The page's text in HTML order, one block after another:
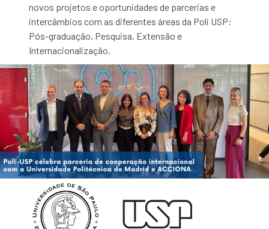
novos projetos e oportunidades de parcerias e
intercâmbios com as diferentes áreas da Poli USP:
Pós-graduação, Pesquisa, Extensão e
Internacionalização.